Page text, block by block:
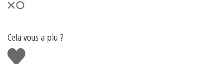
Cela vous a plu ?
J'aime